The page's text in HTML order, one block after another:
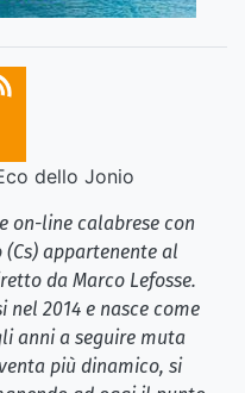
dello Jonio
on-line calabrese con
(Cs) appartenente al
da Marco Lefosse.
2014 e nasce come
anni a seguire muta
più dinamico, si